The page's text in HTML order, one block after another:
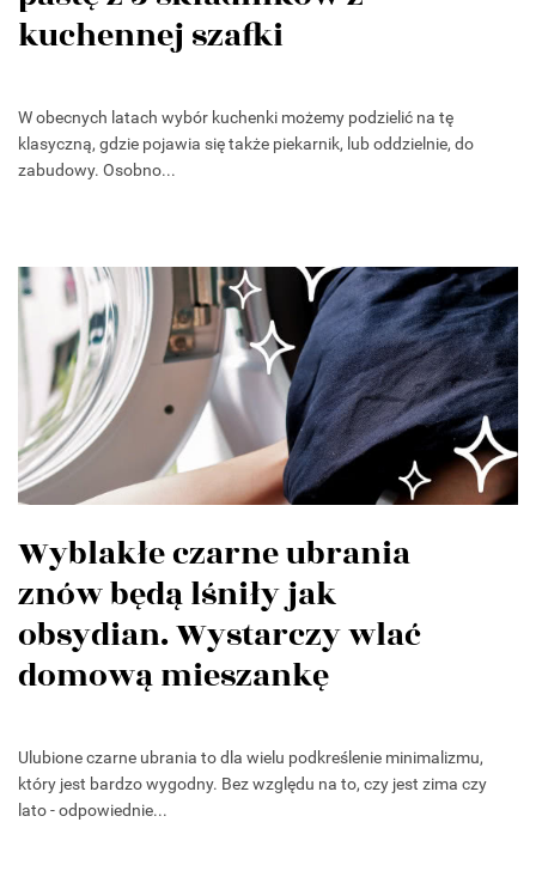
kuchennej szafki
W obecnych latach wybór kuchenki możemy podzielić na tę
klasyczną, gdzie pojawia się także piekarnik, lub oddzielnie, do
zabudowy. Osobno...
Wyblakłe czarne ubrania
znów będą lśniły jak
obsydian. Wystarczy wlać
domową mieszankę
Ulubione czarne ubrania to dla wielu podkreślenie minimalizmu,
który jest bardzo wygodny. Bez względu na to, czy jest zima czy
lato - odpowiednie...